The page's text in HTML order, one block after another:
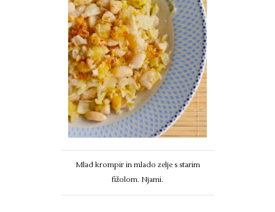
Mlad krompir in mlado zelje s starim
fižolom. Njami.